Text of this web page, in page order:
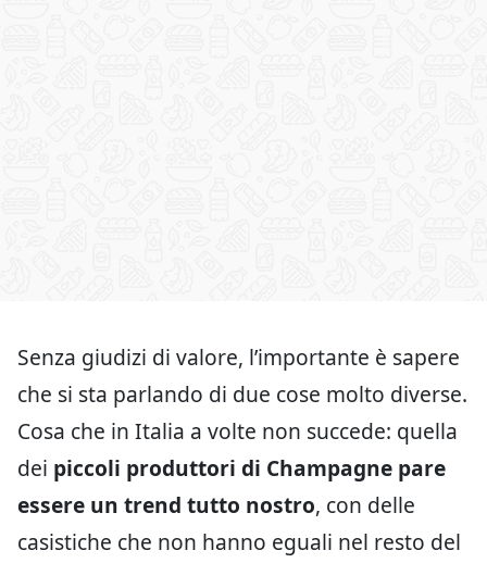
Senza giudizi di valore, l’importante è sapere
che si sta parlando di due cose molto diverse.
Cosa che in Italia a volte non succede: quella
dei piccoli produttori di Champagne pare
essere un trend tutto nostro, con delle
casistiche che non hanno eguali nel resto del